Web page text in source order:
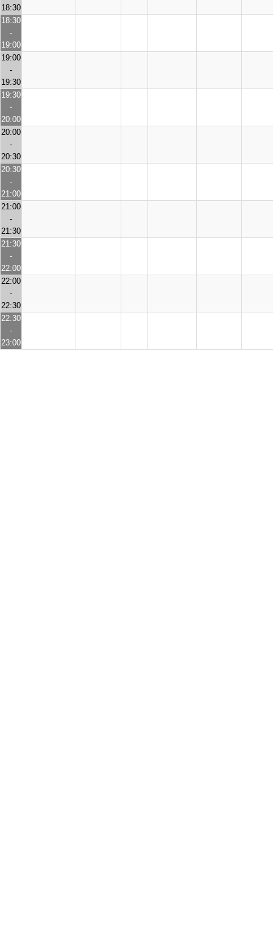
18:30
18:30
-
19:00
19:00
-
19:30
19:30
-
20:00
20:00
-
20:30
20:30
-
21:00
21:00
-
21:30
21:30
-
22:00
22:00
-
22:30
22:30
-
23:00